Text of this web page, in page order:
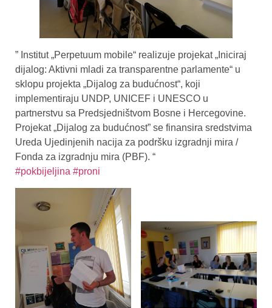
” Institut „Perpetuum mobile“ realizuje projekat „Iniciraj
dijalog: Aktivni mladi za transparentne parlamente“ u
sklopu projekta „Dijalog za budućnost“, koji
implementiraju UNDP, UNICEF i UNESCO u
partnerstvu sa Predsjedništvom Bosne i Hercegovine.
Projekat „Dijalog za budućnost” se finansira sredstvima
Ureda Ujedinjenih nacija za podršku izgradnji mira /
Fonda za izgradnju mira (PBF). “
#pokbijeljina #proni